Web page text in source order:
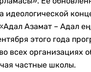
идеологической
Азамат – Адал
этого года
всех организациях
частные школы.